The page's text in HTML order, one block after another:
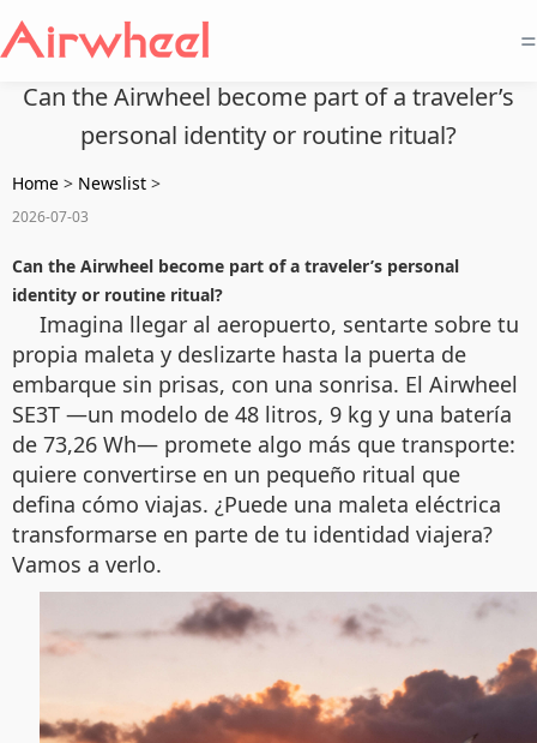
=
Can the Airwheel become part of a traveler’s
personal identity or routine ritual?
Home > Newslist >
2026-07-03
Can the Airwheel become part of a traveler’s personal
identity or routine ritual?
Imagina llegar al aeropuerto, sentarte sobre tu
propia maleta y deslizarte hasta la puerta de
embarque sin prisas, con una sonrisa. El Airwheel
SE3T —un modelo de 48 litros, 9 kg y una batería
de 73,26 Wh— promete algo más que transporte:
quiere convertirse en un pequeño ritual que
defina cómo viajas. ¿Puede una maleta eléctrica
transformarse en parte de tu identidad viajera?
Vamos a verlo.